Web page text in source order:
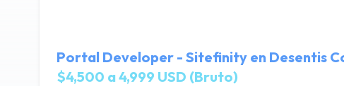
Portal Developer - Sitefinity en Desentis
$4,500 a 4,999 USD (Bruto)